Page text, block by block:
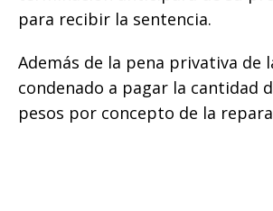
para recibir la sentencia.
Además de la pena privativa de
condenado a pagar la cantidad
pesos por concepto de la